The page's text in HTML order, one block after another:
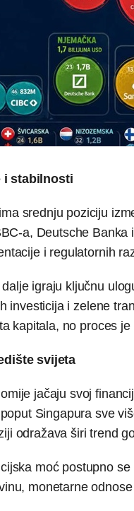
i stabilnosti
srednju poziciju
a, Deutsche
i regulatornih
igraju ključnu
investicija i zelene
kapitala, no proces
svijeta
jačaju svoj
Singapura sve
odražava širi trend
moć postupno
monetarne